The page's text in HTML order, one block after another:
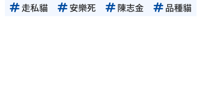
走私貓 安樂死 陳志金 品種貓